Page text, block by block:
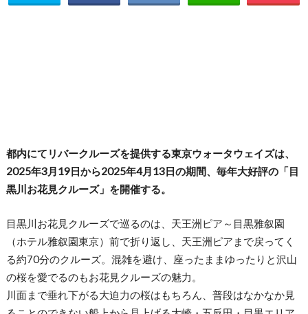
都内にてリバークルーズを提供する東京ウォータウェイズは、
2025年3月19日から2025年4月13日の期間、毎年大好評の「目
黒川お花見クルーズ」を開催する。
目黒川お花見クルーズで巡るのは、天王洲ピア～目黒雅叙園
（ホテル雅叙園東京）前で折り返し、天王洲ピアまで戻ってく
る約70分のクルーズ。混雑を避け、座ったままゆったりと沢山
の桜を愛でるのもお花見クルーズの魅力。
川面まで垂れ下がる大迫力の桜はもちろん、普段はなかなか見